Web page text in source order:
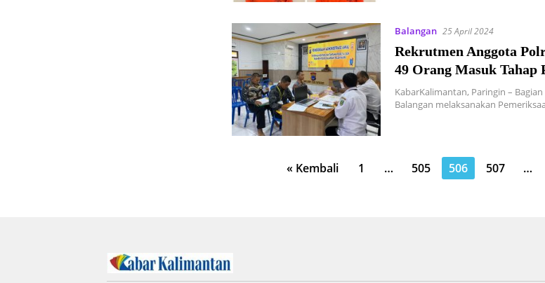
Balangan 25 April 2024
Rekrutmen Anggota
49 Orang Masuk Tahap
KabarKalimantan, Paringin –
Balangan melaksanakan
Paginasi« Kembali 1 … 505 506 507 …